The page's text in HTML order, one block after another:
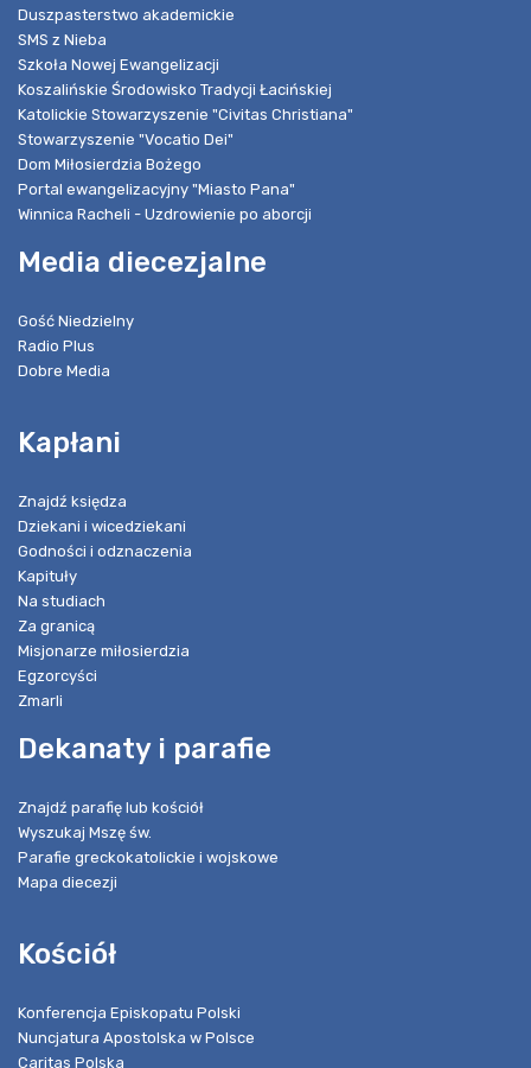
Duszpasterstwo akademickie
SMS z Nieba
Szkoła Nowej Ewangelizacji
Koszalińskie Środowisko Tradycji Łacińskiej
Katolickie Stowarzyszenie "Civitas Christiana"
Stowarzyszenie "Vocatio Dei"
Dom Miłosierdzia Bożego
Portal ewangelizacyjny "Miasto Pana"
Winnica Racheli - Uzdrowienie po aborcji
Media diecezjalne
Gość Niedzielny
Radio Plus
Dobre Media
Kapłani
Znajdź księdza
Dziekani i wicedziekani
Godności i odznaczenia
Kapituły
Na studiach
Za granicą
Misjonarze miłosierdzia
Egzorcyści
Zmarli
Dekanaty i parafie
Znajdź parafię lub kościół
Wyszukaj Mszę św.
Parafie greckokatolickie i wojskowe
Mapa diecezji
Kościół
Konferencja Episkopatu Polski
Nuncjatura Apostolska w Polsce
Caritas Polska